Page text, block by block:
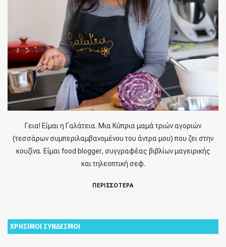
Γεια! Είμαι η Γαλάτεια. Μια Κύπρια μαμά τριών αγοριών
(τεσσάρων συμπεριλαμβανομένου του άντρα μου) που ζει στην
κουζίνα. Είμαι food blogger, συγγραφέας βιβλίων μαγειρικής
και τηλεοπτική σεφ.
ΠΕΡΙΣΣΟΤΕΡΑ
ΧΡΗΣΙΜΟΙ ΣΥΝΔΕΣΜΟΙ